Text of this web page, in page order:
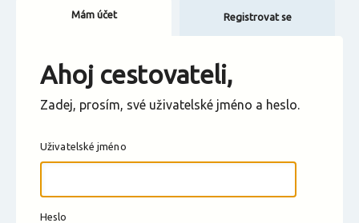
Změnit měnu
Mám účet Registrovat se
Ahoj cestovateli,
Zadej, prosím, své uživatelské jméno a heslo.
Uživatelské jméno
Heslo